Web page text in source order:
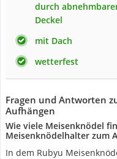
durch
Deckel
mit Dach
wetterfest
Fragen und Antworten
Aufhängen
Wie viele Meisenknödel
Meisenknödelhalter zum
In dem Rubyu